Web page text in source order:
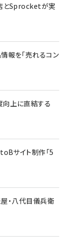
とSprocketが実
報を「売れるコン
向上に直結する
サイト制作「5
・八代目儀兵衛